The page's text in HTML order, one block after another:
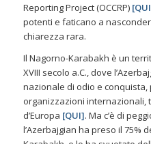
Reporting Project (OCCRP) [QUI
potenti e faticano a
chiarezza rara.
Il Nagorno-Karabakh è un
XVIII secolo a.C., dove
nazionale di odio e
organizzazioni internazionali,
d’Europa [QUI]. Ma c’è di
l’Azerbajgian ha preso il 75%